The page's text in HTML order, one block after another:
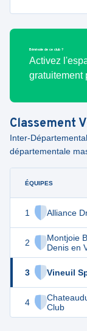
Bénévole de ce club ?
Activez
gratuitement
Classement
Inter-
départementale
ÉQUIPES
1 Alliance
2
Montjoie
Denis en
3 Vineuil
4
Club